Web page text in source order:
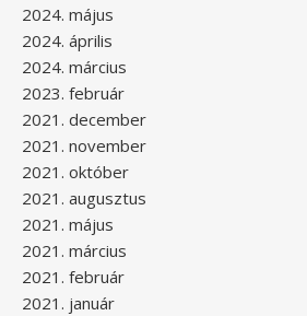
2024. május
2024. április
2024. március
2023. február
2021. december
2021. november
2021. október
2021. augusztus
2021. május
2021. március
2021. február
2021. január